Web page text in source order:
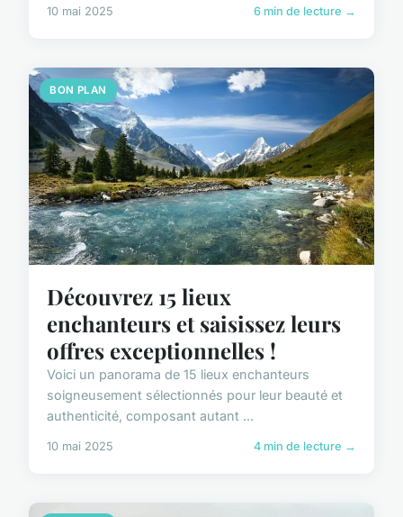
10 mai 2025 6 min de lecture →
BON PLAN
Découvrez 15 lieux
enchanteurs et saisissez leurs
offres exceptionnelles !
Voici un panorama de 15 lieux enchanteurs
soigneusement sélectionnés pour leur beauté et
authenticité, composant autant ...
10 mai 2025 4 min de lecture →